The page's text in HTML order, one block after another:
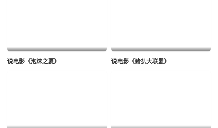
说电影《泡沫之夏》 说电影《猪扒大联盟》